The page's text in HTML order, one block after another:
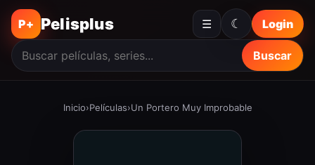
P+ Pelisplus ☰
Buscar
Login
☾
Inicio›Películas›Un Portero Muy Improbable